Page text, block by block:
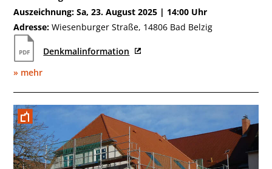
Auszeichnung: Sa, 23. August 2025 | 14:00 Uhr
Adresse: Wiesenburger Straße, 14806 Bad Belzig
Denkmalinformation
» mehr